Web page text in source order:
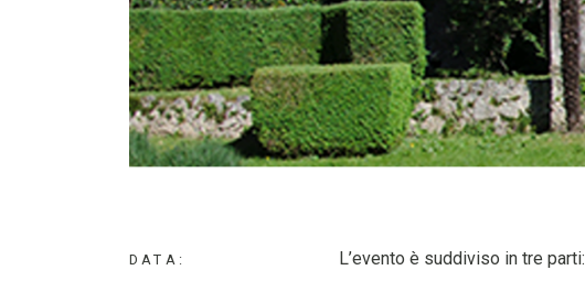
DATA: L’evento è suddiviso in tre parti: